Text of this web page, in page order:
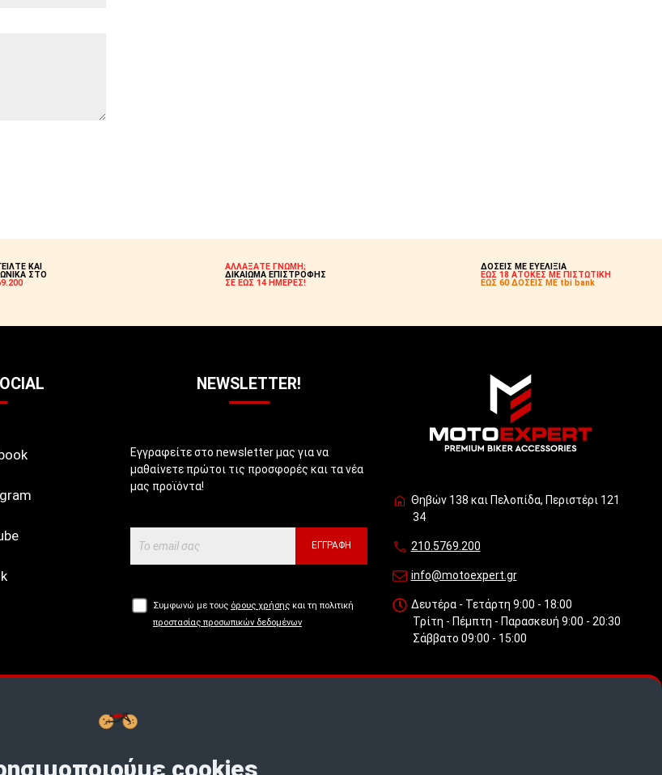
ΚΑΙ
ΣΤΟ
ΑΛΛΑΞΑΤΕ ΓΝΩΜΗ;
ΔΙΚΑΙΩΜΑ ΕΠΙΣΤΡΟΦΗΣ
ΣΕ ΕΩΣ 14 ΗΜΕΡΕΣ!
ΔΟΣΕΙΣ ΜΕ ΕΥΕΛΙΞΙΑ
ΕΩΣ 18 ΑΤΟΚΕΣ ΜΕ ΠΙΣΤΩΤΙΚΗ
ΕΩΣ 60 ΔΟΣΕΙΣ ΜΕ tbi bank
NEWSLETTER!
Εγγραφείτε στο newsletter μας για να
μαθαίνετε πρώτοι τις προσφορές και τα νέα
μας προϊόντα!
ΕΓΓΡΑΦΉ
Συμφωνώ με τους όρους χρήσης και τη πολιτική
προστασίας προσωπικών δεδομένων
Θηβών 138 και Πελοπίδα, Περιστέρι 121
34
210.5769.200
info@motoexpert.gr
Δευτέρα - Τετάρτη 9:00 - 18:00
Τρίτη - Πέμπτη - Παρασκευή 9:00 - 20:30
Σάββατο 09:00 - 15:00
now, Pay later με
cookies